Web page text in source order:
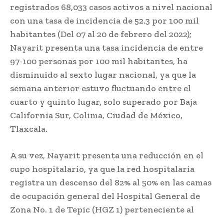
registrados 68,033 casos activos a nivel nacional
con una tasa de incidencia de 52.3 por 100 mil
habitantes (Del 07 al 20 de febrero del 2022);
Nayarit presenta una tasa incidencia de entre
97-100 personas por 100 mil habitantes, ha
disminuido al sexto lugar nacional, ya que la
semana anterior estuvo fluctuando entre el
cuarto y quinto lugar, solo superado por Baja
California Sur, Colima, Ciudad de México,
Tlaxcala.
A su vez, Nayarit presenta una reducción en el
cupo hospitalario, ya que la red hospitalaria
registra un descenso del 82% al 50% en las camas
de ocupación general del Hospital General de
Zona No. 1 de Tepic (HGZ 1) perteneciente al